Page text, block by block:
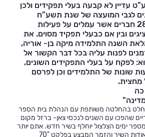
עדיין לא קבעה בעלי תפקידים ולכן
לגבי המועצה של שנת תשע"ח
במועצה חברים כ- 28 חברים אשר עמלים על פעילות
ובין אם כבעלי תפקיד מסוים. את
השנה התלמידה מיקה בן- אוריה,
לפנות עליה בכל דבר הקשור אל
לפקח על בעלי התפקידים השונים,
שונות של התלמידים וכן לפרסם
מחצית.
בהחלטה משותפת עם הנהלת בית הספר
שהפכו עם השנים לנכסי צאן- ברזל מקום
ימים הצלצול יוחלף בשיר חדש. אתם יותר
ממוזמנים לקרוא מידע אודות השיר והזמר המבצע בפלקט "70